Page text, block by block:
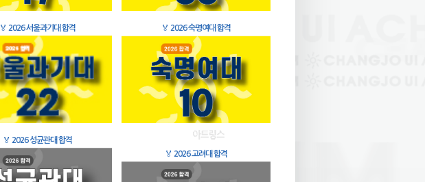
🏅 2026 서울과기대 합격 🏅 2026 숙명여대 합격
🏅 2026 성균관대 합격
🏅 2026 고려대 합격